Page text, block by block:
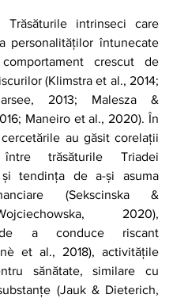
personalităților întunecate
crescut de
(Klimstra et al., 2014;
2013; Malesza &
Maneiro et al., 2020). În
au găsit corelații
trăsăturile Triadei
tendința de a-și asuma
(Sekscinska &
Wojciechowska, 2020),
a conduce riscant
et al., 2018), activitățile
sănătate, similare cu
(Jauk & Dieterich,